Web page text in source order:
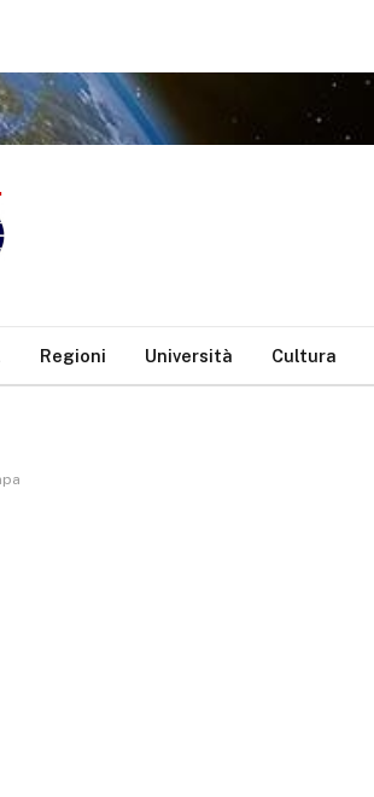
Regioni Università Cultura